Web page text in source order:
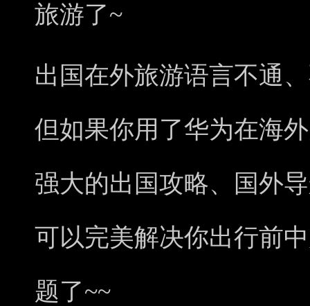
旅游了~
出国在外旅游语言不通
但如果你用了华为在海
强大的出国攻略、国外
可以完美解决你出行前
题了~~